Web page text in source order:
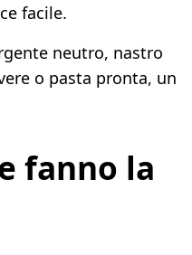
facile.
neutro, nastro
o pasta pronta, un
fanno la